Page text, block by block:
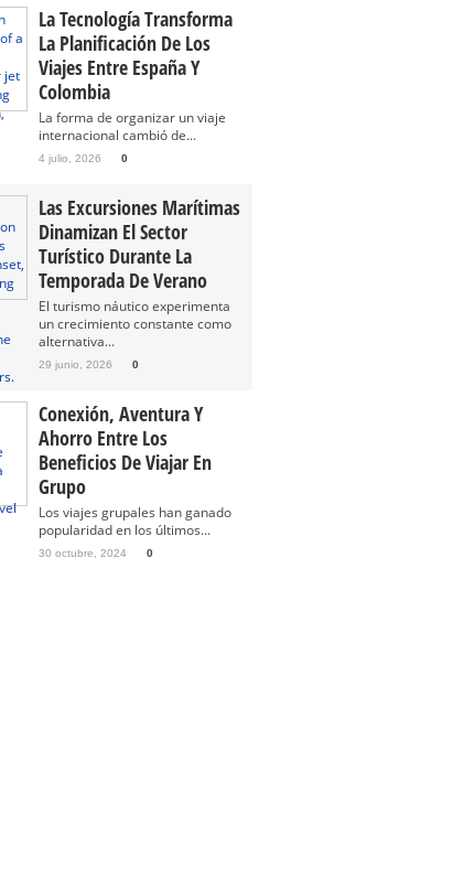
La Tecnología Transforma
La Planificación De Los
Viajes Entre España Y
Colombia
La forma de organizar un viaje
internacional cambió de...
4 julio, 2026 0
Las Excursiones Marítimas
Dinamizan El Sector
Turístico Durante La
Temporada De Verano
El turismo náutico experimenta
un crecimiento constante como
alternativa...
29 junio, 2026 0
Conexión, Aventura Y
Ahorro Entre Los
Beneficios De Viajar En
Grupo
Los viajes grupales han ganado
popularidad en los últimos...
30 octubre, 2024 0